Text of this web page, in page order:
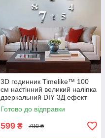
3D годинник Timelike™ 100
см настінний великий наліпка
дзеркальний DIY 3Д ефект
Написи-S сріблястий
Готово до відправки
599 ₴ 799 ₴